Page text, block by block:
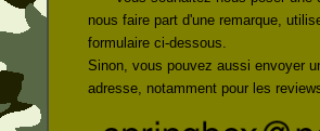
nous faire part d'une remarque,
formulaire ci-dessous.
Sinon, vous pouvez aussi envoyer
adresse, notamment pour les